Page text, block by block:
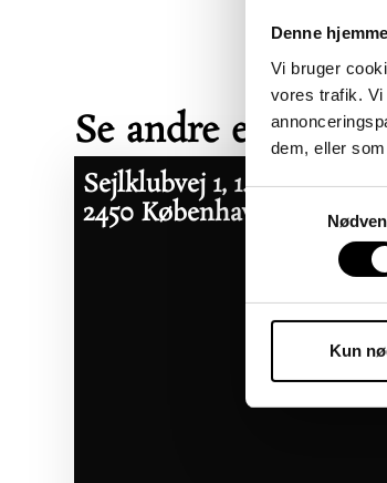
Denne
Vi bruger
vores trafik. Vi
dem, eller
Samtykkevalg
Kun
Se andre
Sejlklubvej 1, 1. tv
2450 København SV